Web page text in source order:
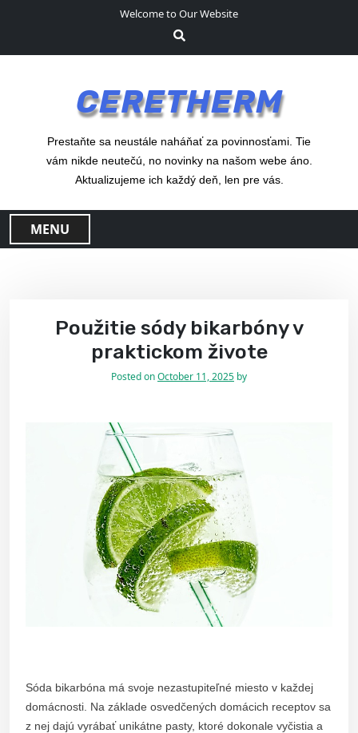
Welcome to Our Website
CERETHERM
Prestaňte sa neustále naháňať za povinnosťami. Tie
vám nikde neutečú, no novinky na našom webe áno.
Aktualizujeme ich každý deň, len pre vás.
MENU
Použitie sódy bikarbóny v
praktickom živote
Posted onOctober 11, 2025 by
Sóda bikarbóna má svoje nezastupiteľné miesto v každej
domácnosti. Na základe osvedčených domácich receptov sa
z nej dajú vyrábať unikátne pasty, ktoré dokonale vyčistia a